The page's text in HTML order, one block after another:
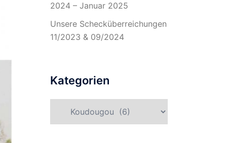
2024 – Januar 2025
Unsere Schecküberreichungen
11/2023 & 09/2024
Kategorien